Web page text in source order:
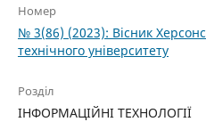
Номер
№ 3(86) (2023): Вісник
технічного університету
Розділ
ІНФОРМАЦІЙНІ ТЕХНОЛОГІЇ